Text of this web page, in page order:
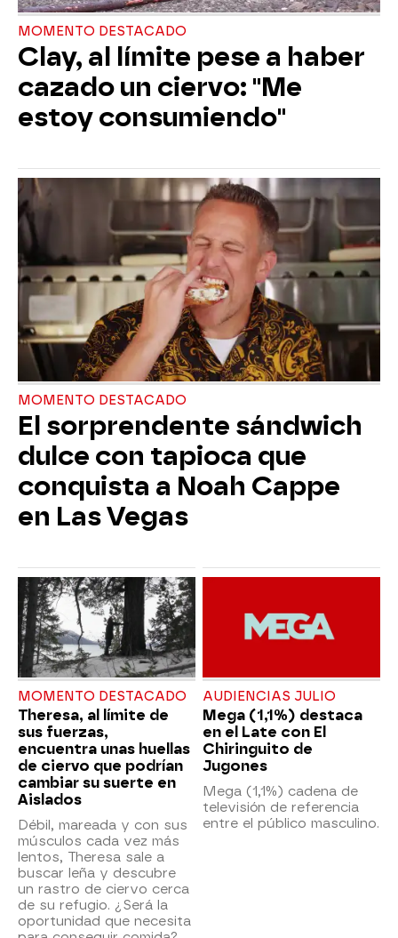
MOMENTO DESTACADO
Clay, al límite pese a haber
cazado un ciervo: "Me
estoy consumiendo"
MOMENTO DESTACADO
El sorprendente sándwich
dulce con tapioca que
conquista a Noah Cappe
en Las Vegas
MOMENTO DESTACADO
Theresa, al límite de
sus fuerzas,
encuentra unas huellas
de ciervo que podrían
cambiar su suerte en
Aislados
Débil, mareada y con sus
músculos cada vez más
lentos, Theresa sale a
buscar leña y descubre
un rastro de ciervo cerca
de su refugio. ¿Será la
oportunidad que necesita
AUDIENCIAS JULIO
Mega (1,1%) destaca
en el Late con El
Chiringuito de
Jugones
Mega (1,1%) cadena de
televisión de referencia
entre el público masculino.